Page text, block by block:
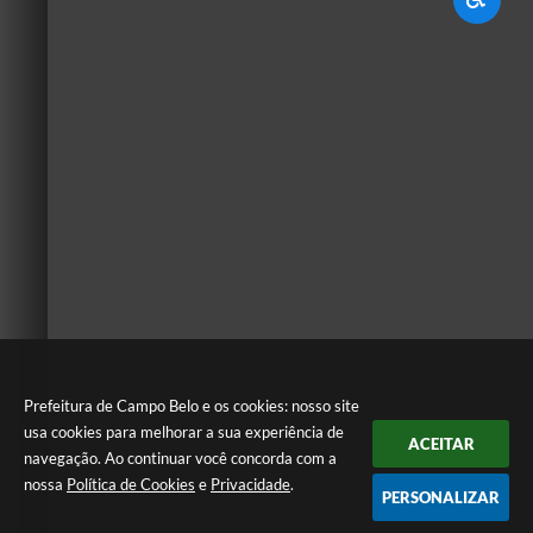
Prefeitura de Campo Belo e os cookies: nosso site
usa cookies para melhorar a sua experiência de
navegação. Ao continuar você concorda com a
nossa Política de Cookies e Privacidade.
ACEITAR
PERSONALIZAR